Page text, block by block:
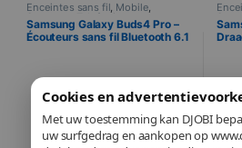
Cookies en
Met uw toestemming kan DJOBI
uw surfgedrag en aankopen op
Enceintes sans fil, Mobile,
Samsung Telefonie
Samsung Galaxy Buds4 Pro –
Écouteurs sans fil Bluetooth 6.1
– Blanc